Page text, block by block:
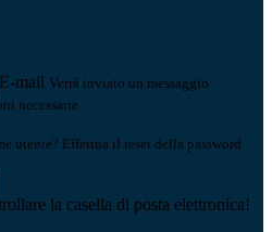
E-mail Verrà inviato un messaggio
necessarie.
utente? Effettua il reset della password
la casella di posta elettronica!